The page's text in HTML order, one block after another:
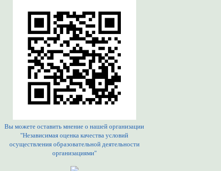
Вы можете оставить мнение о нашей организации
"Независимая оценка качества условий
осуществления образовательной деятельности
организациями"